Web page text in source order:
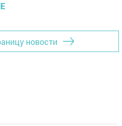
новости